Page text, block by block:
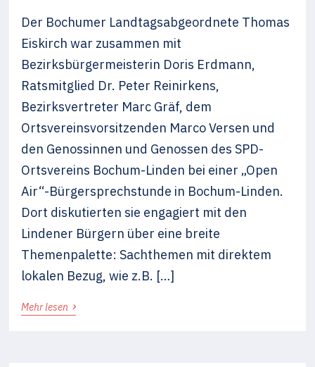
Der Bochumer Landtagsabgeordnete Thomas
Eiskirch war zusammen mit
Bezirksbürgermeisterin Doris Erdmann,
Ratsmitglied Dr. Peter Reinirkens,
Bezirksvertreter Marc Gräf, dem
Ortsvereinsvorsitzenden Marco Versen und
den Genossinnen und Genossen des SPD-
Ortsvereins Bochum-Linden bei einer „Open
Air“-Bürgersprechstunde in Bochum-Linden.
Dort diskutierten sie engagiert mit den
Lindener Bürgern über eine breite
Themenpalette: Sachthemen mit direktem
lokalen Bezug, wie z.B. […]
Mehr lesen ›